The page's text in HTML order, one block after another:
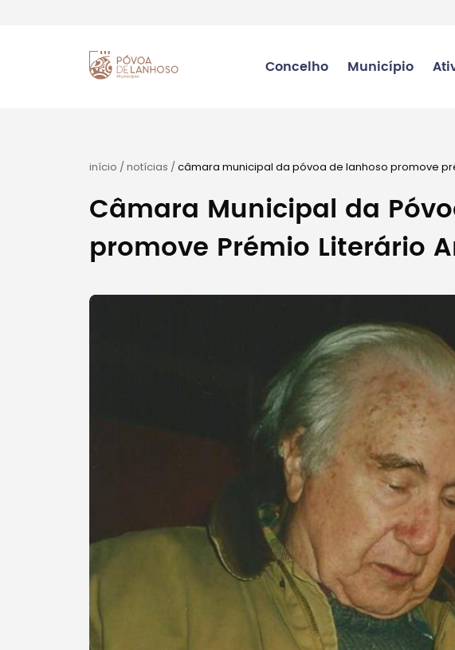
Concelho Município
início /notícias /câmara municipal da póvoa de lanhoso promove
Câmara Municipal da
promove Prémio Literário